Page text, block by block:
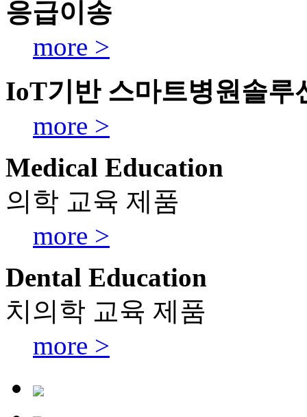
응급이송
more >
IoT기반 스마트병원솔루
more >
Medical Education
의학 교육 제품
more >
Dental Education
치의학 교육 제품
more >